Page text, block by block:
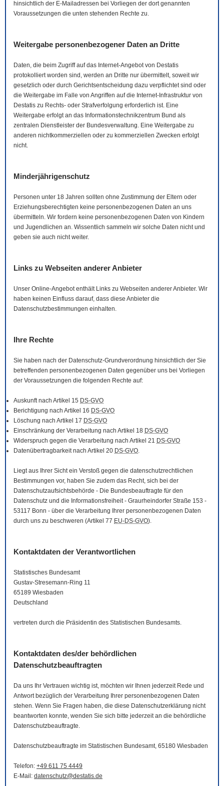
hinsichtlich der E-Mail adressen bei Vorliegen der dort genannten
Voraussetzungen die unten stehenden Rechte zu.
Weitergabe personenbezogener Daten an Dritte
Daten, die beim Zugriff auf das Internet-Angebot von Destatis
protokolliert worden sind, werden an Dritte nur übermittelt, soweit wir
gesetzlich oder durch Gerichtsentscheidung dazu verpflichtet sind oder
die Weitergabe im Falle von Angriffen auf die Internet-Infrastruktur von
Destatis zu Rechts- oder Strafverfolgung erforderlich ist. Eine
Weitergabe erfolgt an das Informationstechnikzentrum Bund als
zentralen Dienstleister der Bundesverwaltung. Eine Weitergabe zu
anderen nichtkommerziellen oder zu kommerziellen Zwecken erfolgt
nicht.
Minderjährigenschutz
Personen unter 18 Jahren sollten ohne Zustimmung der Eltern oder
Erziehungsberechtigten keine personenbezogenen Daten an uns
übermitteln. Wir fordern keine personenbezogenen Daten von Kindern
und Jugendlichen an. Wissentlich sammeln wir solche Daten nicht und
geben sie auch nicht weiter.
Links zu Webseiten anderer Anbieter
Unser Online-Angebot enthält Links zu Webseiten anderer Anbieter. Wir
haben keinen Einfluss darauf, dass diese Anbieter die
Datenschutzbestimmungen einhalten.
Ihre Rechte
Sie haben nach der Datenschutz-Grundverordnung hinsichtlich der Sie
betreffenden personenbezogenen Daten gegenüber uns bei Vorliegen
der Voraussetzungen die folgenden Rechte auf:
Auskunft nach Artikel 15 DS-GVO
Berichtigung nach Artikel 16 DS-GVO
Löschung nach Artikel 17 DS-GVO
Einschränkung der Verarbeitung nach Artikel 18 DS-GVO
Widerspruch gegen die Verarbeitung nach Artikel 21 DS-GVO
Datenübertragbarkeit nach Artikel 20 DS-GVO.
Liegt aus Ihrer Sicht ein Verstoß gegen die datenschutzrechtlichen
Bestimmungen vor, haben Sie zudem das Recht, sich bei der
Datenschutzaufsichtsbehörde - Die Bundesbeauftragte für den
Datenschutz und die Informationsfreiheit - Graurheindorfer Straße 153 -
53117 Bonn - über die Verarbeitung Ihrer personenbezogenen Daten
durch uns zu beschweren (Artikel 77 EU-DS-GVO).
Kontaktdaten der Verantwortlichen
Statistisches Bundesamt
Gustav-Stresemann-Ring 11
65189 Wiesbaden
Deutschland
vertreten durch die Präsidentin des Statistischen Bundesamts.
Kontaktdaten des/der behördlichen
Datenschutzbeauftragten
Da uns Ihr Vertrauen wichtig ist, möchten wir Ihnen jederzeit Rede und
Antwort bezüglich der Verarbeitung Ihrer personenbezogenen Daten
stehen. Wenn Sie Fragen haben, die diese Datenschutzerklärung nicht
beantworten konnte, wenden Sie sich bitte jederzeit an die behördliche
Datenschutzbeauftragte.
Datenschutzbeauftragte im Statistischen Bundesamt, 65180 Wiesbaden
Telefon: +49 611 75 4449
E-Mail : datenschutz@destatis.de